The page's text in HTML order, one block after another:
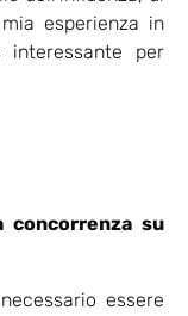
esperienza in
interessante per
su
essere